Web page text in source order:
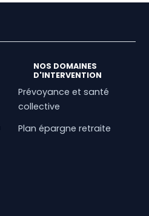
NOS DOMAINES
D'INTERVENTION
Prévoyance et santé
collective
Plan épargne retraite